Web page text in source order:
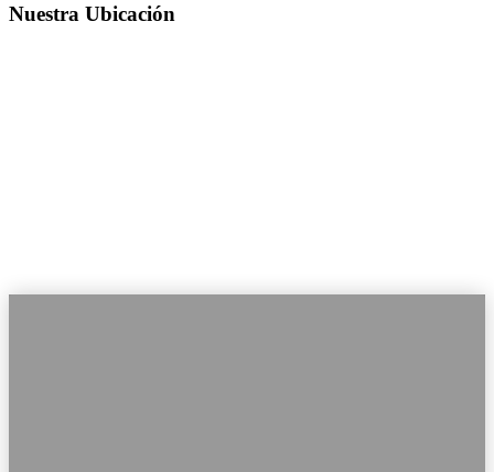
Nuestra Ubicación